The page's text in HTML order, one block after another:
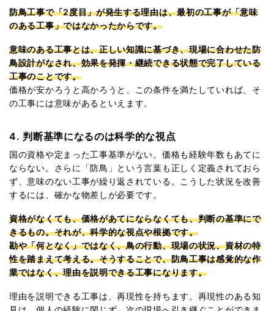
防鳥工事で「2度目」が発生する理由は、最初の工事が「意味
のある工事」ではなかったからです。
意味のある工事とは、正しい知識に基づき、現場に合わせた防
鳥設計がなされ、効果を発揮・継続できる状態で完了している
工事のことです。
価格が安かろうと高かろうと、この条件を満たしていれば、そ
の工事には意味があるといえます。
4. 判断基準になるのは科学的な視点
国の資格や定まった工事基準がない。価格も経験年数もあてに
ならない。さらに「防鳥」という言葉も正しく定義されておら
ず、意味のない工事が繰り返されている。こうした状況を改善
するには、確かな物差しが必要です。
資格がなくても、価格があてにならなくても、判断の基準にで
きるもの。それが、科学的な視点や根拠です。
勘や「何となく」ではなく、鳥の行動、現場の状況、資材の特
性を踏まえて考える。そうすることで、防鳥工事は感覚的な作
業ではなく、理由を説明できる工事になります。
理由を説明できる工事は、再現性を持ちます。再現性のある知